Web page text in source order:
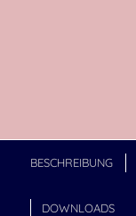
BESCHREIBUNG
DOWNLOADS